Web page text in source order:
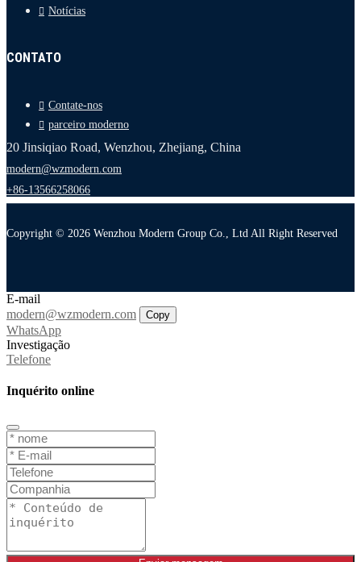
Notícias
CONTATO
Contate-nos
parceiro moderno
20 Jinsiqiao Road, Wenzhou, Zhejiang, China
modern@wzmodern.com
+86-13566258066
Copyright © 2026 Wenzhou Modern Group Co., Ltd All Right Reserved
E-mail
modern@wzmodern.com
Copy
WhatsApp
Investigação
Telefone
Inquérito online